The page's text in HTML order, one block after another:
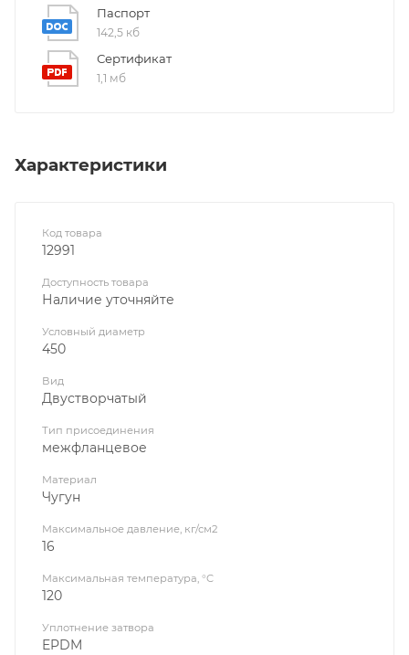
Паспорт
142,5 кб
Сертификат
1,1 мб
Характеристики
Код товара
12991
Доступность товара
Наличие уточняйте
Условный диаметр
450
Вид
Двустворчатый
Тип присоединения
межфланцевое
Материал
Чугун
Максимальное давление, кг/см2
16
Максимальная температура, °C
120
Уплотнение затвора
EPDM